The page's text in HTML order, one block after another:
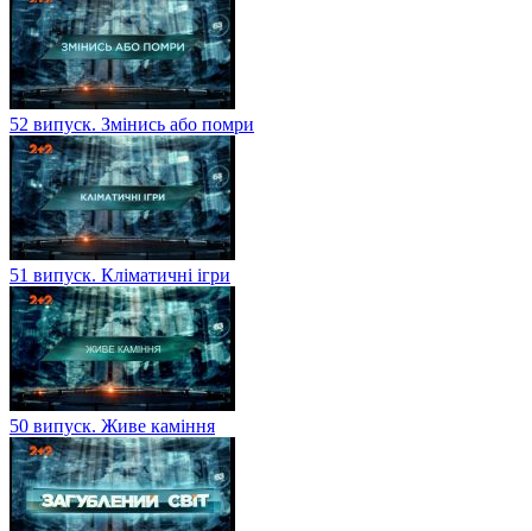
52 випуск. Змінись або помри
51 випуск. Кліматичні ігри
50 випуск. Живе каміння